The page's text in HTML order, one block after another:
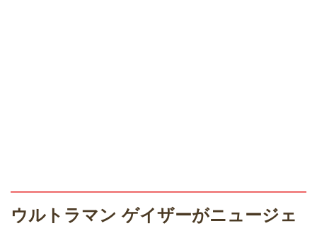
ウルトラマン ゲイザーがニュージェ